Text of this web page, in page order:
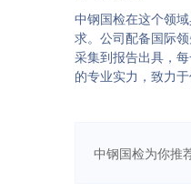
中钢国检在这个领
求。公司配备国际
采集到报告出具，
的专业实力，致力
中钢国检为你推